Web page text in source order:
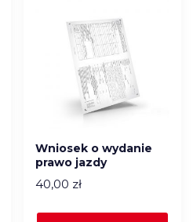
Wniosek o wydanie
prawo jazdy
40,00 zł